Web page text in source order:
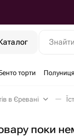
торти
в Єревані
поки